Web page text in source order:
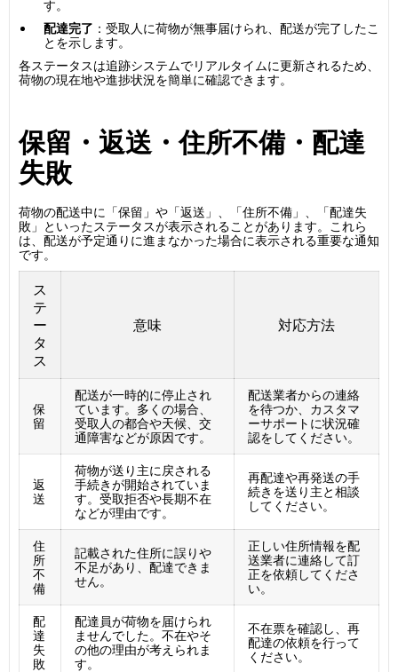
す。
配達完了 ：受取人に荷物が無事届けられ、配送が完了したこ
とを示します。
各ステータスは追跡システムでリアルタイムに更新されるため、
荷物の現在地や進捗状況を簡単に確認できます。
保留・返送・住所不備・配達
失敗
荷物の配送中に「保留」や「返送」、「住所不備」、「配達失
敗」といったステータスが表示されることがあります。これら
は、配送が予定通りに進まなかった場合に表示される重要な通知
です。
ス
テ
ー
タ
ス
意味 対応方法
保
留
配送が一時的に停止され
ています。多くの場合、
受取人の都合や天候、交
通障害などが原因です。
配送業者からの連絡
を待つか、カスタマ
ーサポートに状況確
認をしてください。
返
送
荷物が送り主に戻される
手続きが開始されていま
す。受取拒否や長期不在
などが理由です。
再配達や再発送の手
続きを送り主と相談
してください。
住
所
不
備
記載された住所に誤りや
不足があり、配達できま
せん。
正しい住所情報を配
送業者に連絡して訂
正を依頼してくださ
い。
配
達
失
敗
配達員が荷物を届けられ
ませんでした。不在やそ
の他の理由が考えられま
す。
不在票を確認し、再
配達の依頼を行って
ください。